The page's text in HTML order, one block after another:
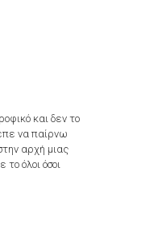
και δεν το
να παίρνω
αρχή μιας
όλοι όσοι